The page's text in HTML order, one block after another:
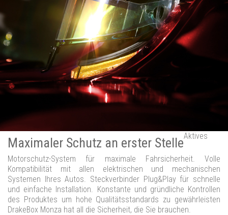
Maximaler Schutz an erster StelleAktives
Motorschutz-System für maximale Fahrsicherheit. Volle
Kompatibilität mit allen elektrischen und mechanischen
Systemen Ihres Autos. Steckverbinder Plug&Play für schnelle
und einfache Installation. Konstante und gründliche Kontrollen
des Produktes um hohe Qualitätsstandards zu gewährleisten
DrakeBox Monza hat all die Sicherheit, die Sie brauchen.